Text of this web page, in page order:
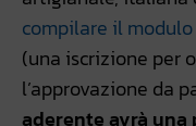
compilare il
(una iscrizione per
l’approvazione da
aderente avrà